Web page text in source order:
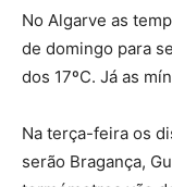
No Algarve as
de domingo para
dos 17ºC. Já as
Na terça-feira os
serão Bragança,